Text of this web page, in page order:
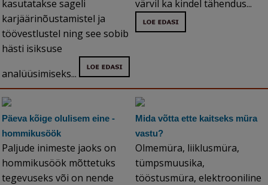
kasutatakse sageli
karjäärinõustamistel ja
töövestlustel ning see sobib
hästi isiksuse
analüüsimiseks...
värvil ka kindel tähendus...
Päeva kõige olulisem eine -
hommikusöök
Paljude inimeste jaoks on
hommikusöök mõttetuks
tegevuseks või on nende
Mida võtta ette kaitseks müra
vastu?
Olmemüra, liiklusmüra,
tümpsmuusika,
tööstusmüra, elektrooniline